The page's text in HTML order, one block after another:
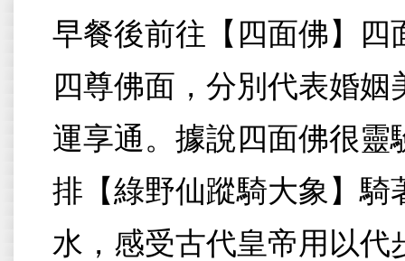
早餐後前往【四面佛】四
四尊佛面，分別代表婚
運享通。據說四面佛很
排【綠野仙蹤騎大象】騎
水，感受古代皇帝用以